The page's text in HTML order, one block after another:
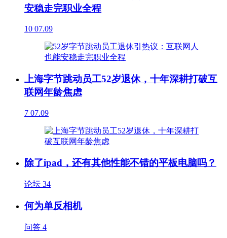
安稳走完职业全程
10 07.09
上海字节跳动员工52岁退休，十年深耕打破互
联网年龄焦虑
7 07.09
除了ipad，还有其他性能不错的平板电脑吗？
论坛 34
何为单反相机
问答 4